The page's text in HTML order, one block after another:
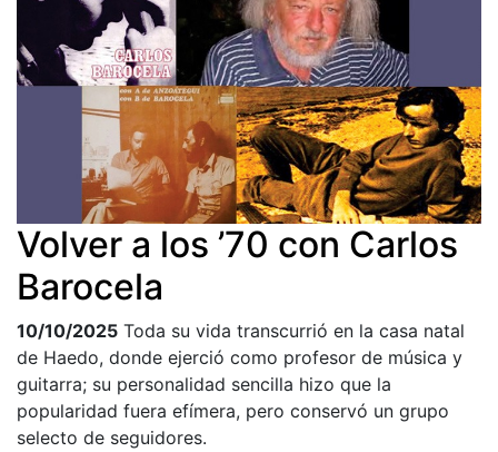
Volver a los ’70 con Carlos
Barocela
10/10/2025 Toda su vida transcurrió en la casa natal
de Haedo, donde ejerció como profesor de música y
guitarra; su personalidad sencilla hizo que la
popularidad fuera efímera, pero conservó un grupo
selecto de seguidores.